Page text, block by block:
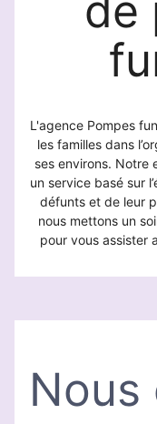
de
L'agence Pompes
les familles dans
ses environs. Notre
un service basé sur
défunts et de leur
nous mettons un
pour vous assister